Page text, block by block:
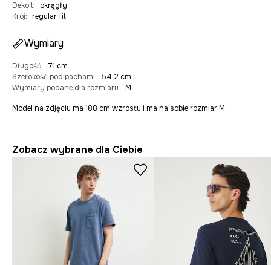
Dekolt:
okrągły
Krój: regular fit
Wymiary
Długość:
71 cm
Szerokość pod pachami:
54,2 cm
Wymiary podane dla rozmiaru: M.
Model na zdjęciu ma 188 cm wzrostu i ma na sobie rozmiar M.
Zobacz wybrane dla Ciebie